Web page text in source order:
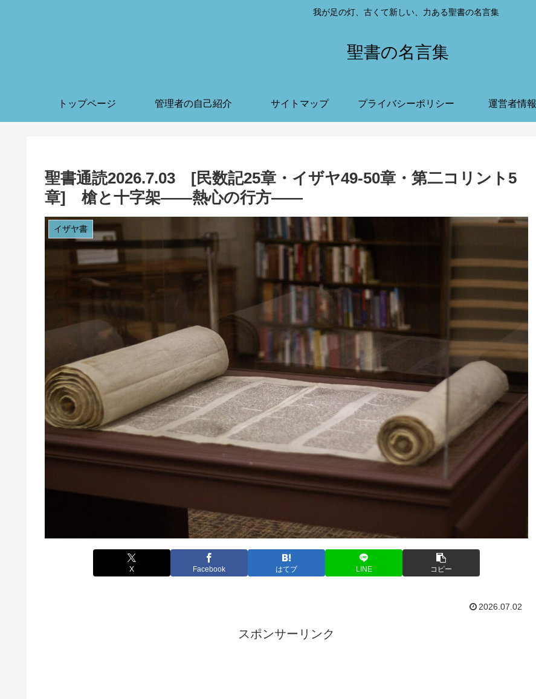
我が足の灯、古くて新しい、力ある聖書の名言集
聖書の名言集
トップページ 管理者の自己紹介 サイトマップ プライバシーポリシー 運営者情報
聖書通読2026.7.03 [民数記25章・イザヤ49-50章・第二コリント5
章] 槍と十字架——熱心の行方——
イザヤ書
X Facebook はてブ LINE コピー
2026.07.02
スポンサーリンク